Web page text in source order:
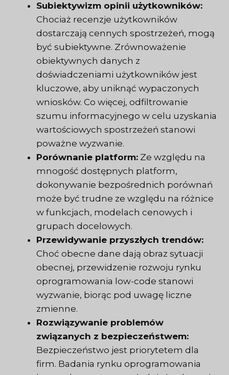
Subiektywizm opinii użytkowników:
Chociaż recenzje użytkowników
dostarczają cennych spostrzeżeń, mogą
być subiektywne. Zrównoważenie
obiektywnych danych z
doświadczeniami użytkowników jest
kluczowe, aby uniknąć wypaczonych
wniosków. Co więcej, odfiltrowanie
szumu informacyjnego w celu uzyskania
wartościowych spostrzeżeń stanowi
poważne wyzwanie.
Porównanie platform: Ze względu na
mnogość dostępnych platform,
dokonywanie bezpośrednich porównań
może być trudne ze względu na różnice
w funkcjach, modelach cenowych i
grupach docelowych.
Przewidywanie przyszłych trendów:
Choć obecne dane dają obraz sytuacji
obecnej, przewidzenie rozwoju rynku
oprogramowania low-code stanowi
wyzwanie, biorąc pod uwagę liczne
zmienne.
Rozwiązywanie problemów
związanych z bezpieczeństwem:
Bezpieczeństwo jest priorytetem dla
firm. Badania rynku oprogramowania